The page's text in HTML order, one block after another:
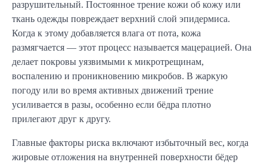
разрушительный. Постоянное трение кожи об кожу или
ткань одежды повреждает верхний слой эпидермиса.
Когда к этому добавляется влага от пота, кожа
размягчается — этот процесс называется мацерацией. Она
делает покровы уязвимыми к микротрещинам,
воспалению и проникновению микробов. В жаркую
погоду или во время активных движений трение
усиливается в разы, особенно если бёдра плотно
прилегают друг к другу.
Главные факторы риска включают избыточный вес, когда
жировые отложения на внутренней поверхности бёдер